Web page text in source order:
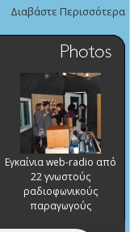
Διαβάστε Περισσότερα
Εγκαίνια web-radio από
22 γνωστούς
ραδιοφωνικούς
παραγωγούς